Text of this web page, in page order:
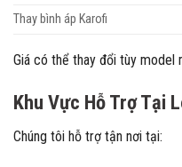
Thay bình áp Karofi
Giá có thể thay đổi tùy model
Khu Vực Hỗ Trợ Tại
Chúng tôi hỗ trợ tận nơi tại: